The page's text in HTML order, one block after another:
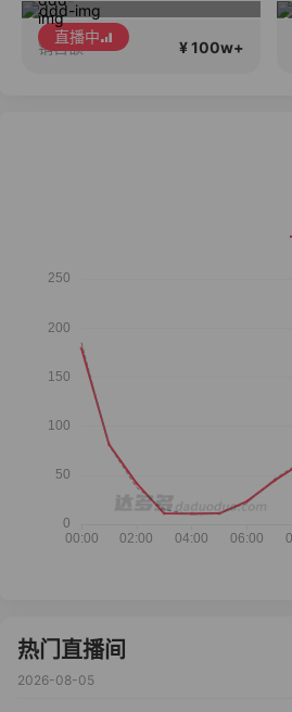
直播中
销售额 ¥ 100w+
热门直播间
2026-08-05